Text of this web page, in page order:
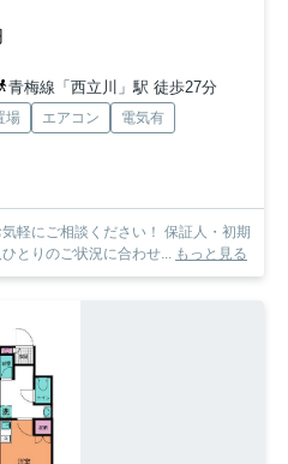
青梅線「西立川」駅 徒歩27分
場 エアコン
電気有
談ください！ 保証人・初期
とりのご状況に合わせ... もっと見る